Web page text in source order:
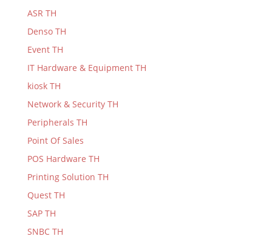
ASR TH
Denso TH
Event TH
IT Hardware & Equipment TH
kiosk TH
Network & Security TH
Peripherals TH
Point Of Sales
POS Hardware TH
Printing Solution TH
Quest TH
SAP TH
SNBC TH